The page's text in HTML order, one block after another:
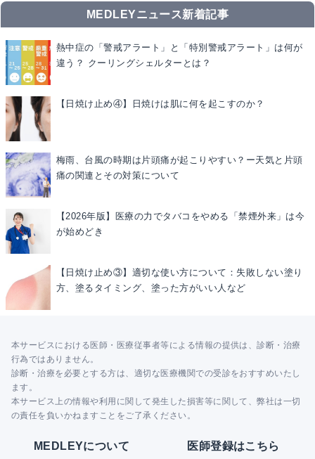
MEDLEYニュース新着記事
熱中症の「警戒アラート」と「特別警戒アラート」は何が
違う？ クーリングシェルターとは？
【日焼け止め④】日焼けは肌に何を起こすのか？
梅雨、台風の時期は片頭痛が起こりやすい？ー天気と片頭
痛の関連とその対策について
【2026年版】医療の力でタバコをやめる「禁煙外来」は今
が始めどき
【日焼け止め③】適切な使い方について：失敗しない塗り
方、塗るタイミング、塗った方がいい人など
本サービスにおける医師・医療従事者等による情報の提供は、診断・治療
行為ではありません。
診断・治療を必要とする方は、適切な医療機関での受診をおすすめいたし
ます。
本サービス上の情報や利用に関して発生した損害等に関して、弊社は一切
の責任を負いかねますことをご了承ください。
MEDLEYについて 医師登録はこちら